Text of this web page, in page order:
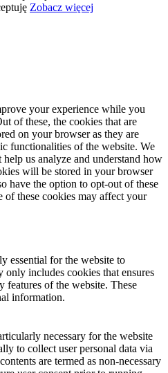
Zobacz więcej
your experience while you
of these, the cookies that are
on your browser as they are
functionalities of the website. We
us analyze and understand how
will be stored in your browser
have the option to opt-out of these
these cookies may affect your
essential for the website to
includes cookies that ensures
features of the website. These
information.
necessary for the website
to collect user personal data via
are termed as non-necessary